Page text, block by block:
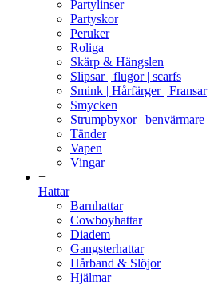
Partylinser
Partyskor
Peruker
Roliga
Skärp & Hängslen
Slipsar | flugor | scarfs
Smink | Hårfärger | Fransar
Smycken
Strumpbyxor | benvärmare
Tänder
Vapen
Vingar
+
Hattar
Barnhattar
Cowboyhattar
Diadem
Gangsterhattar
Hårband & Slöjor
Hjälmar